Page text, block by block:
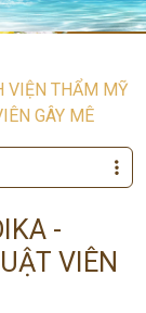
VIỆN THẨM MỸ
GÂY MÊ
-
VIÊN